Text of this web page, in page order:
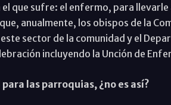
que sufre: el enfermo, para
anualmente, los obispos de la
sector de la comunidad y el
incluyendo la Unción de
las parroquias, ¿no es así?